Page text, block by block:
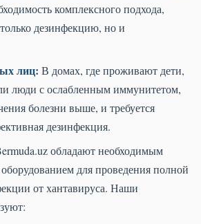
комплексного подхода,
дезинфекцию, но и
лиц: В домах, где проживают дети,
люди с ослабленным иммунитетом,
болезни выше, и требуется
дезинфекция.
обладают необходимым
для проведения полной
от хантавируса. Наши